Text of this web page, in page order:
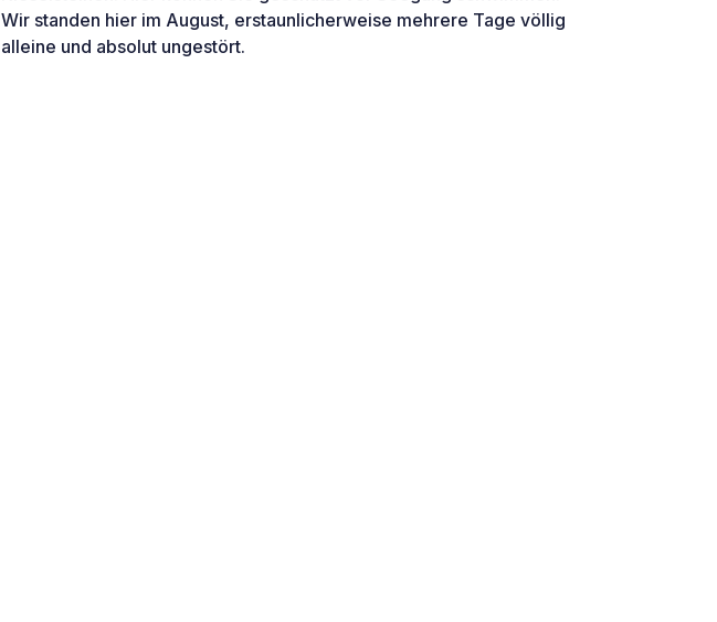
Wir standen hier im August, erstaunlicherweise mehrere Tage völlig
alleine und absolut ungestört.